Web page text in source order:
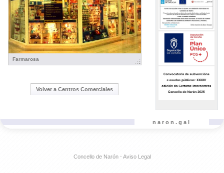
Farmarosa
Volver a Centros Comerciales
naron.gal
Concello de Narón - Aviso Legal